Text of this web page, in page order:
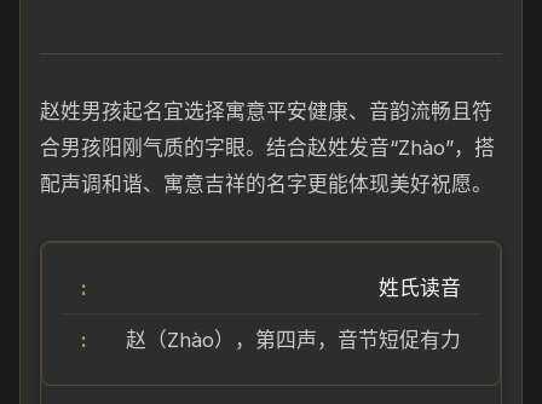
赵姓男孩起名宜选择寓意平安健康、音韵流畅且符
合男孩阳刚气质的字眼。结合赵姓发音“Zhào”，搭
配声调和谐、寓意吉祥的名字更能体现美好祝愿。
姓氏读音
赵（Zhào），第四声，音节短促有力